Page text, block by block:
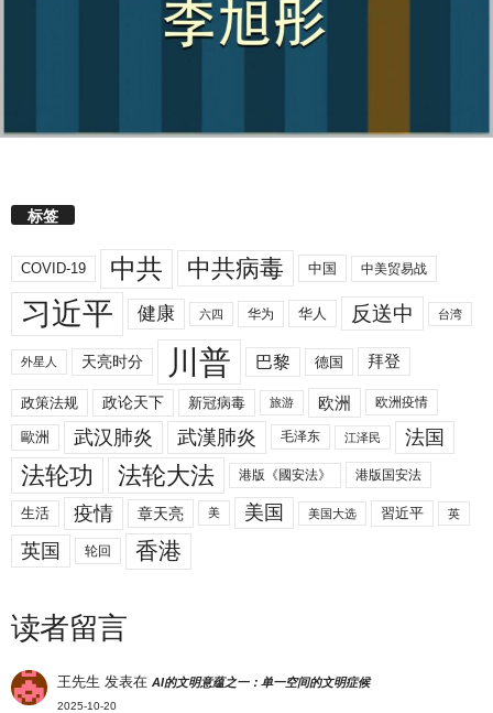
标签
COVID-19 中共 中共病毒 中国 中美贸易战
习近平 健康 六四 华为 华人 反送中 台湾
外星人 天亮时分 川普 巴黎 德国 拜登
政策法规 政论天下 新冠病毒 旅游 欧洲 欧洲疫情
歐洲 武汉肺炎 武漢肺炎 毛泽东 江泽民 法国
法轮功 法轮大法 港版《國安法》 港版国安法
生活 疫情 章天亮 美 美国 美国大选 習近平 英
英国 轮回 香港
读者留言
王先生 发表在AI的文明意蕴之一：单一空间的文明症候
2025-10-20